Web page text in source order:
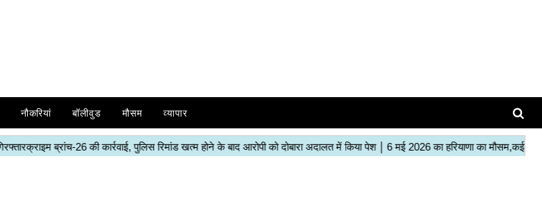
नौकरियां बॉलीवुड मौसम व्यापार